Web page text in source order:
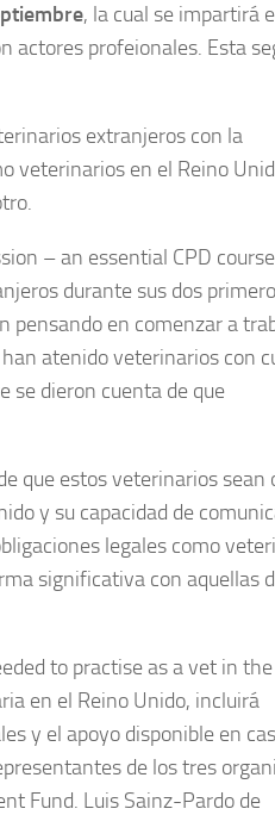
, la cual se impartirá
actores profeionales. Esta
extranjeros con la
veterinarios en el Reino
– an essential CPD
durante sus dos
pensando en comenzar a
atenido veterinarios con
se dieron cuenta de que
que estos veterinarios sean
y su capacidad de
legales como
significativa con aquellas
to practise as a vet in the
en el Reino Unido, incluirá
y el apoyo disponible en
de los tres
Fund. Luis Sainz-Pardo de